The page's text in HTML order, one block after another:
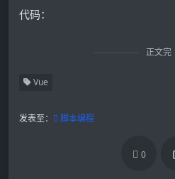
代码：
正文完
Vue
发表至： 脚本编程
0